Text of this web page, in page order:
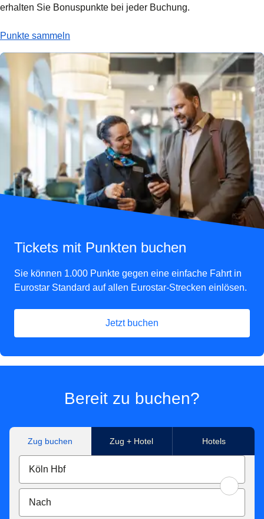
erhalten Sie Bonuspunkte bei jeder Buchung.
Punkte sammeln
-Mehr Punkte, mehr Vorteile
Tickets mit Punkten buchen
Sie können 1.000 Punkte gegen eine einfache Fahrt in
Eurostar Standard auf allen Eurostar-Strecken einlösen.
Jetzt buchen
Bereit zu buchen?
Zug buchen Zug + Hotel Hotels